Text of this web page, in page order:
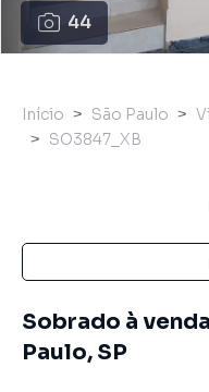
44
Início São Paulo
SO3847_XB
Sobrado à
Paulo, SP